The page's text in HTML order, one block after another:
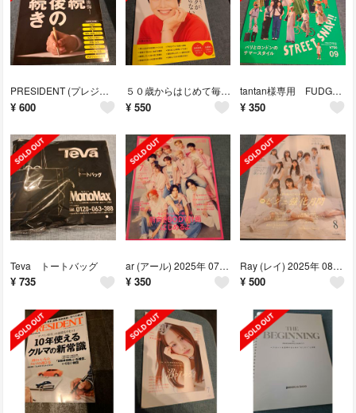
PRESIDENT (プレジデント) 2025年 10/17号 [雑誌]
¥ 600
５０歳からはじめて毎日が輝きだす１００のこと
¥ 550
tantan様専用 FUDGE 2025年 09月号 [雑誌]
¥ 350
Teva トートバッグ
¥ 735
ar (アール) 2025年 07月号 [雑誌]
¥ 350
Ray (レイ) 2025年 08月号 [雑誌]
¥ 500